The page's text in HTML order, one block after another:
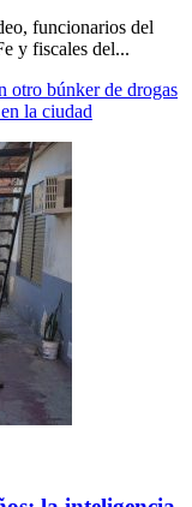
funcionarios del
y fiscales del...
otro búnker de drogas
la ciudad